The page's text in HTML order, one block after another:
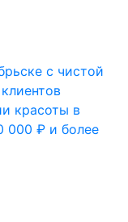
красоты в
000 ₽ и более